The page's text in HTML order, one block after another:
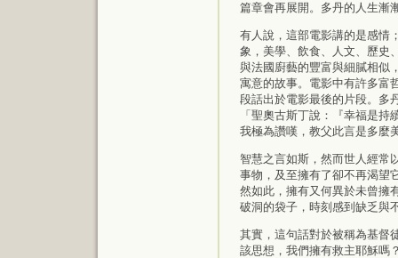
篇章會再展開。多丹的人生漸
有人說，這部電影講的是感情
象，美學、飲食、人文、歷史
與法國廚藝的豐富與細膩相似
寓意的故事。電影中有許多富
段話出於電影最後的片段。多
「聖奧古斯丁說：『幸福是
我極為讚嘆，教父此言是多麼
智慧之言如斯，然而世人經常
事物，及至擁有了卻不再渴望
然如此，擁有又何異於未曾擁
破洞的袋子，時刻感到缺乏與
其實，這句話對於被稱為基督
該思想，我們擁有救主耶穌嗎